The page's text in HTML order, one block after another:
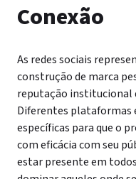
Conexão
As redes sociais
construção de marca
reputação institucional
Diferentes plataformas
específicas para que o
com eficácia com seu
estar presente em